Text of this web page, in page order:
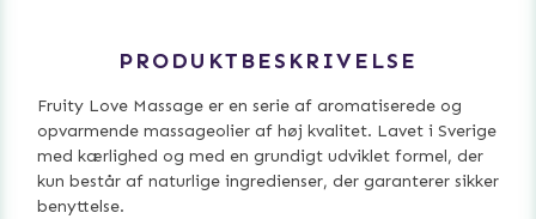
PRODUKTBESKRIVELSE
Fruity Love Massage er en serie af aromatiserede og
opvarmende massageolier af høj kvalitet. Lavet i Sverige
med kærlighed og med en grundigt udviklet formel, der
kun består af naturlige ingredienser, der garanterer sikker
benyttelse.